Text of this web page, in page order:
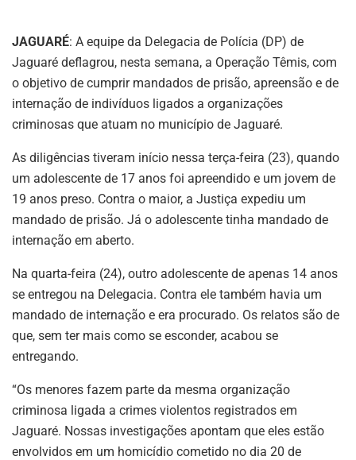
JAGUARÉ: A equipe da Delegacia de Polícia (DP) de
Jaguaré deflagrou, nesta semana, a Operação Têmis, com
o objetivo de cumprir mandados de prisão, apreensão e de
internação de indivíduos ligados a organizações
criminosas que atuam no município de Jaguaré.
As diligências tiveram início nessa terça-feira (23), quando
um adolescente de 17 anos foi apreendido e um jovem de
19 anos preso. Contra o maior, a Justiça expediu um
mandado de prisão. Já o adolescente tinha mandado de
internação em aberto.
Na quarta-feira (24), outro adolescente de apenas 14 anos
se entregou na Delegacia. Contra ele também havia um
mandado de internação e era procurado. Os relatos são de
que, sem ter mais como se esconder, acabou se
entregando.
“Os menores fazem parte da mesma organização
criminosa ligada a crimes violentos registrados em
Jaguaré. Nossas investigações apontam que eles estão
envolvidos em um homicídio cometido no dia 20 de